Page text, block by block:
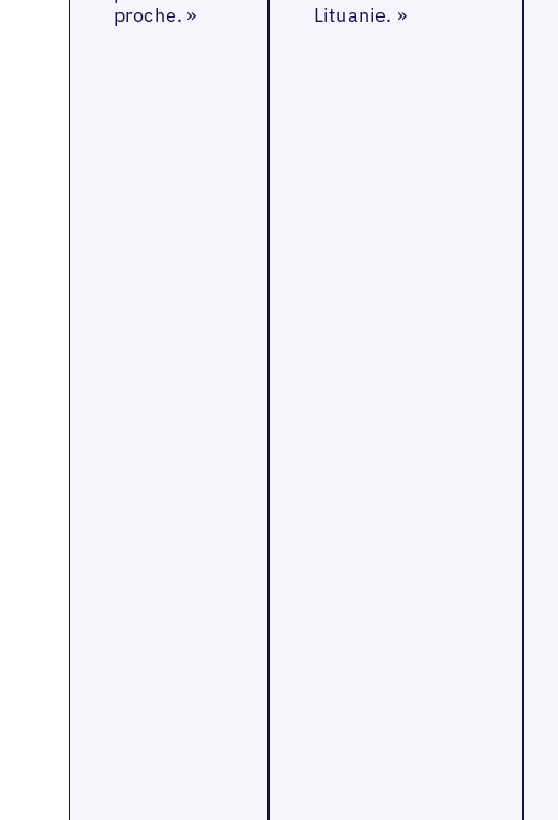
proche. »
Lituanie. »